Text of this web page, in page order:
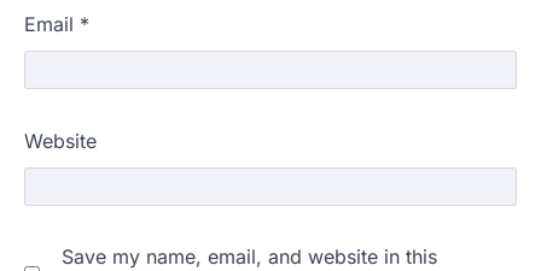
Email *
Website
Save my name, email, and website in this